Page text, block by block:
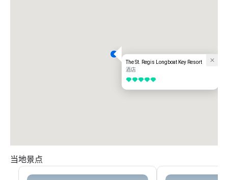
The St. Regis Longboat Key Resort
酒店
5/5
当地景点